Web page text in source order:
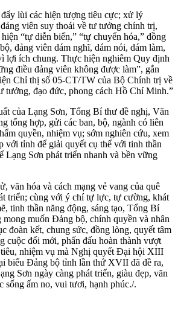
lùi các hiện tượng tiêu cực; xử lý
viên suy thoái về tư tưởng chính trị,
“tự diễn biến,” “tự chuyển hóa,” đồng
đảng viên dám nghĩ, dám nói, dám làm,
lợi ích chung. Thực hiện nghiêm Quy định
điều đảng viên không được làm”, gắn
Chỉ thị số 05-CT/TW của Bộ Chính trị về
tưởng, đạo đức, phong cách Hồ Chí Minh.”
của Lạng Sơn, Tổng Bí thư đề nghị, Văn
tổng hợp, gửi các ban, bộ, ngành có liên
quyền, nhiệm vụ; sớm nghiên cứu, xem
với tỉnh để giải quyết cụ thể với tinh thần
Lạng Sơn phát triển nhanh và bền vững
văn hóa và cách mạng vẻ vang của quê
triển; cùng với ý chí tự lực, tự cường, khát
tinh thần năng động, sáng tạo, Tổng Bí
muốn Đảng bộ, chính quyền và nhân
đoàn kết, chung sức, đồng lòng, quyết tâm
cuộc đổi mới, phấn đấu hoàn thành vượt
nhiệm vụ mà Nghị quyết Đại hội XIII
biểu Đảng bộ tỉnh lần thứ XVII đã đề ra,
Sơn ngày càng phát triển, giàu đẹp, văn
sống ấm no, vui tươi, hạnh phúc./.